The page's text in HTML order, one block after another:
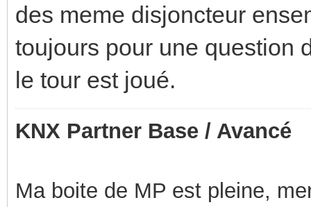
des meme disjoncteur
toujours pour une question
le tour est joué.
KNX Partner Base / Avancé
Ma boite de MP est pleine,